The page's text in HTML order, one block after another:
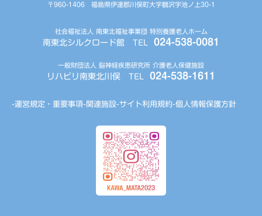
〒960-1406 福島県伊達郡川俣町大字鶴沢字池ノ上30-1
社会福祉法人 南東北福祉事業団 特別養護老人ホーム
南東北シルクロード館 TEL 024-538-0081
一般財団法人 脳神経疾患研究所 介護老人保健施設
リハビリ南東北川俣 TEL 024-538-1611
運営規定・重要事項 関連施設 サイト利用規約 個人情報保護方針